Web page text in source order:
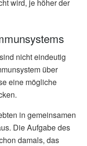
wird, je höher der
nicht eindeutig
über
eine mögliche
in gemeinsamen
Die Aufgabe des
damals, das